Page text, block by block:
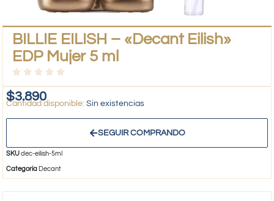
BILLIE EILISH – «Decant Eilish»
EDP Mujer 5 ml
$3.890 Sin existencias
SEGUIR COMPRANDO
SKUdec-eilish-5ml
Categoría Decant